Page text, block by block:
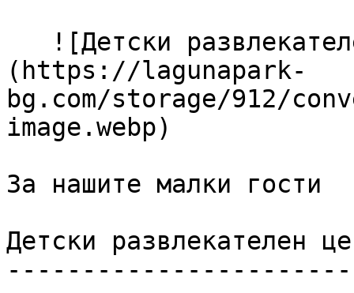
(https://lagunapark-
bg.com/storage/912/
image.webp)
За нашите малки гости
Детски развлекателен